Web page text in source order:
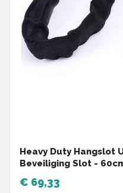
Heavy Duty Hangslot
Beveiliging Slot -
sleutels - Fiets
Fietsen
€ 69,33